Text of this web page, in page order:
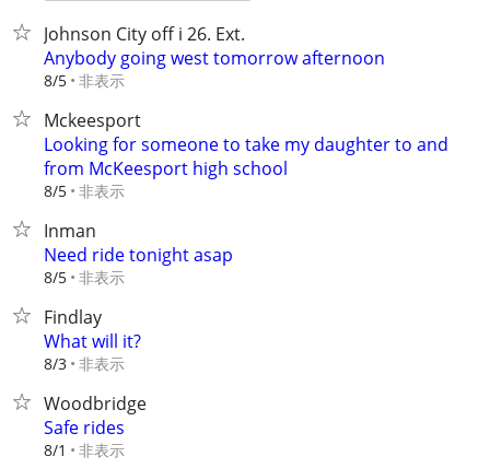
Johnson City off i 26. Ext.
Anybody going west tomorrow afternoon
8/5 非表示
Mckeesport
Looking for someone to take my daughter to and
from McKeesport high school
8/5 非表示
Inman
Need ride tonight asap
8/5 非表示
Findlay
What will it?
8/3 非表示
Woodbridge
Safe rides
8/1 非表示